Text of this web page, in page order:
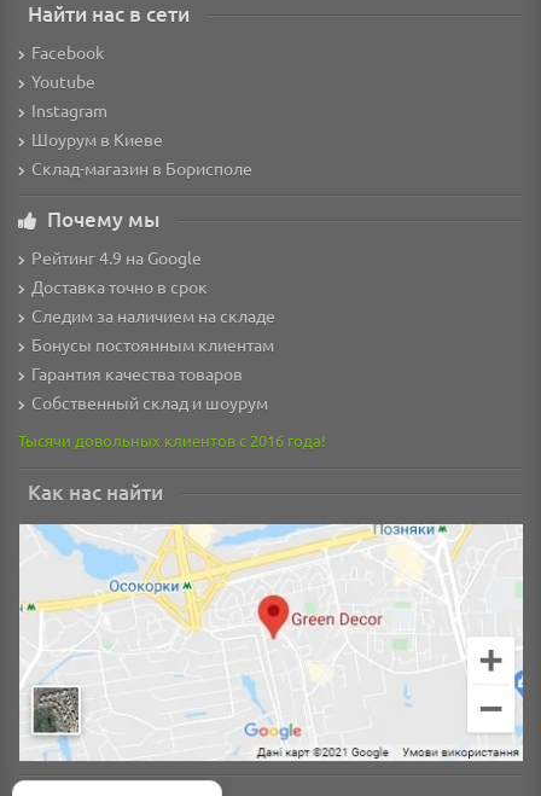
Найти нас в сети
Facebook
Youtube
Instagram
Шоурум в Киеве
Склад-магазин в Борисполе
Почему мы
Рейтинг 4.9 на Google
Доставка точно в срок
Следим за наличием на складе
Бонусы постоянным клиентам
Гарантия качества товаров
Собственный склад и шоурум
Тысячи довольных клиентов с 2016 года!
Как нас найти